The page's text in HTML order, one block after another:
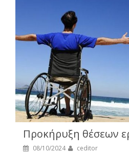
Προκήρυξη θέσεων
08/10/2024 ceditor